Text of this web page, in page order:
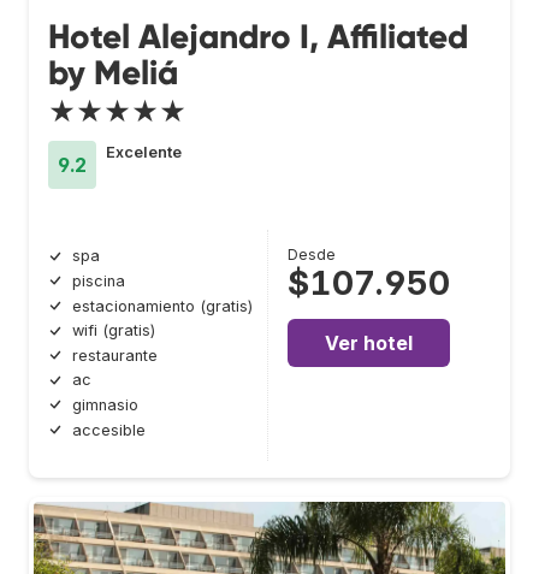
Hotel Alejandro I, Affiliated
by Meliá
★★★★★
9.2
Excelente
spa
piscina
estacionamiento (gratis)
wifi (gratis)
restaurante
ac
gimnasio
accesible
Desde
$107.950
Ver hotel